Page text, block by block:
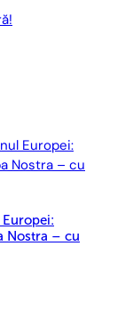
Nostra – cu